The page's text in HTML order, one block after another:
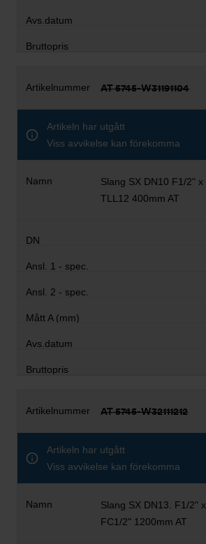
AT 5745-W31191104
Artikeln har utgått
Viss avvikelse kan förekomma
Slang SX DN10 F1/2" x
TLL12 400mm AT
AT 5745-W32111212
Artikeln har utgått
Viss avvikelse kan förekomma
Slang SX DN13. F1/2" x
FC1/2" 1200mm AT